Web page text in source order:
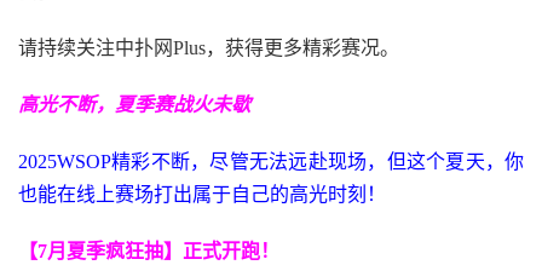
请持续关注中扑网Plus，获得更多精彩赛况。
高光不断，夏季赛战火未歇
2025WSOP精彩不断，尽管无法远赴现场，但这个夏天，你
也能在线上赛场打出属于自己的高光时刻！
【7月夏季疯狂抽】正式开跑！